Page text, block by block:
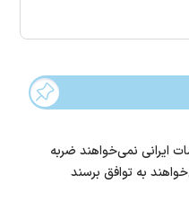
ایرانی نمی‌خواهند ضربه
به توافق برسند